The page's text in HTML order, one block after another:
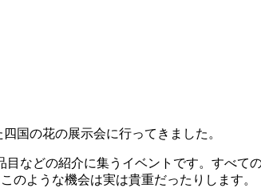
国の花の展示会に行ってきました。
などの紹介に集うイベントです。すべ
のような機会は実は貴重だったりします。